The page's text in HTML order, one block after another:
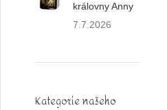
královny Anny
7.7.2026
Kategorie našeho